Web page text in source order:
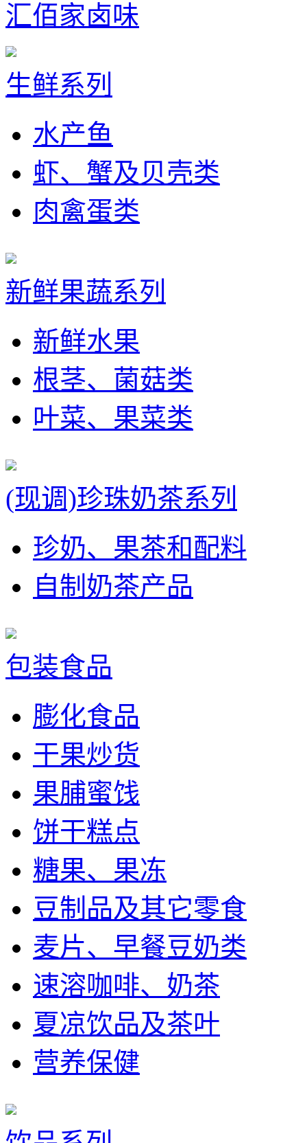
汇佰家卤味
生鲜系列
水产鱼
虾、蟹及贝壳类
肉禽蛋类
新鲜果蔬系列
新鲜水果
根茎、菌菇类
叶菜、果菜类
(现调)珍珠奶茶系列
珍奶、果茶和配料
自制奶茶产品
包装食品
膨化食品
干果炒货
果脯蜜饯
饼干糕点
糖果、果冻
豆制品及其它零食
麦片、早餐豆奶类
速溶咖啡、奶茶
夏凉饮品及茶叶
营养保健